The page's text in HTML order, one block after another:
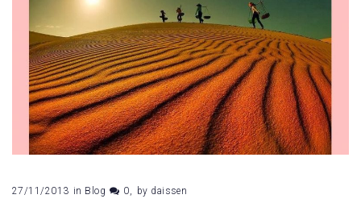
27/11/2013 in Blog 0 by daissen